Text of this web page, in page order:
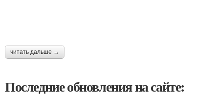
читать дальше →
Последние обновления на сайте: